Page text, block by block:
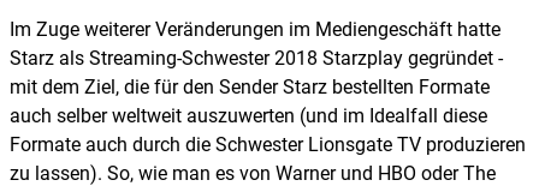
Im Zuge weiterer Veränderungen im Mediengeschäft hatte
Starz als Streaming-Schwester 2018 Starzplay gegründet -
mit dem Ziel, die für den Sender Starz bestellten Formate
auch selber weltweit auszuwerten (und im Idealfall diese
Formate auch durch die Schwester Lionsgate TV produzieren
zu lassen). So, wie man es von Warner und HBO oder The